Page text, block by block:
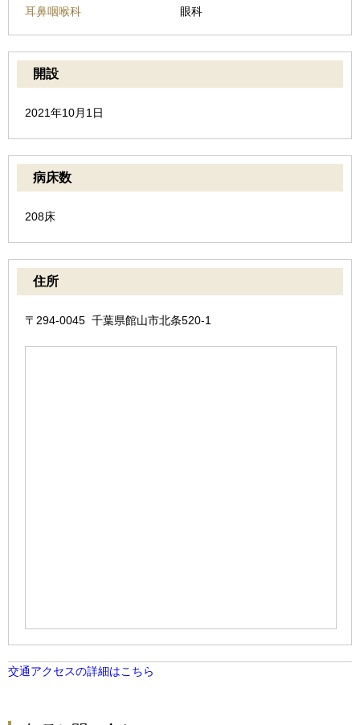
耳鼻咽喉科
眼科
開設
2021年10月1日
病床数
208床
住所
〒294-0045 千葉県館山市北条520-1
交通アクセスの詳細はこちら